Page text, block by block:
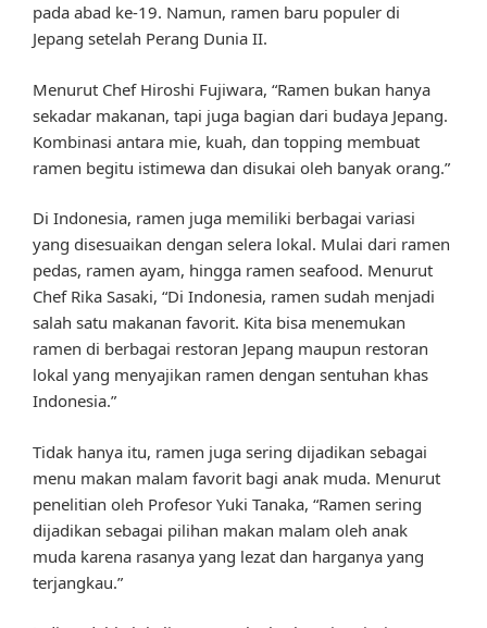
pada abad ke-19. Namun, ramen baru populer di
Jepang setelah Perang Dunia II.
Menurut Chef Hiroshi Fujiwara, “Ramen bukan hanya
sekadar makanan, tapi juga bagian dari budaya Jepang.
Kombinasi antara mie, kuah, dan topping membuat
ramen begitu istimewa dan disukai oleh banyak orang.”
Di Indonesia, ramen juga memiliki berbagai variasi
yang disesuaikan dengan selera lokal. Mulai dari ramen
pedas, ramen ayam, hingga ramen seafood. Menurut
Chef Rika Sasaki, “Di Indonesia, ramen sudah menjadi
salah satu makanan favorit. Kita bisa menemukan
ramen di berbagai restoran Jepang maupun restoran
lokal yang menyajikan ramen dengan sentuhan khas
Indonesia.”
Tidak hanya itu, ramen juga sering dijadikan sebagai
menu makan malam favorit bagi anak muda. Menurut
penelitian oleh Profesor Yuki Tanaka, “Ramen sering
dijadikan sebagai pilihan makan malam oleh anak
muda karena rasanya yang lezat dan harganya yang
terjangkau.”